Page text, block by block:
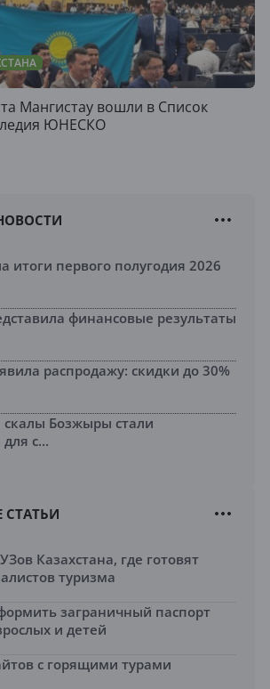
Мангистау вошли в Список
ЮНЕСКО
итоги первого полугодия 2026
финансовые результаты
распродажу: скидки до 30%
Бозжыры стали
с...
СТАТЬИ
Казахстана, где готовят
туризма
заграничный паспорт
и детей
с горящими турами